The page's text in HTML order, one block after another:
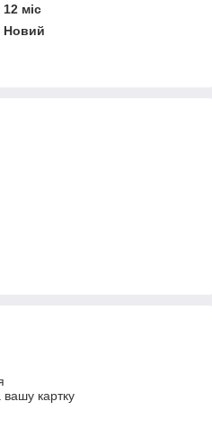
12 міс
Новий
вашу картку